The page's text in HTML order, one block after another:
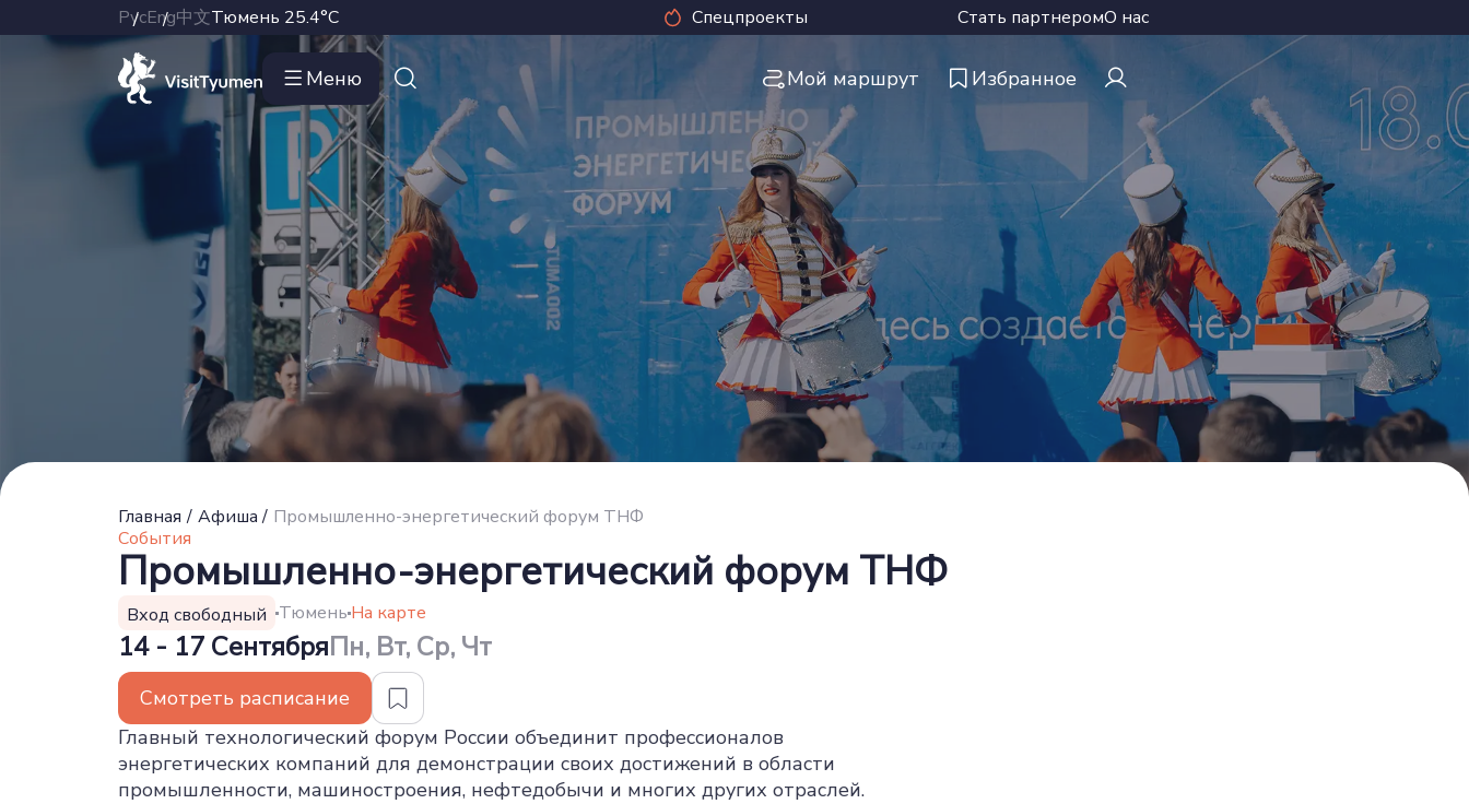
РусEng中文Тюмень 25.4°C Спецпроекты Стать партнеромО нас
Меню Мой маршрут Избранное
Главная / Афиша / Промышленно-энергетический форум ТНФ
События
Промышленно-энергетический форум ТНФ
Вход свободный Тюмень На карте
14 - 17 СентябряПн, Вт, Ср, Чт
Смотреть расписание
Главный технологический форум России объединит профессионалов
энергетических компаний для демонстрации своих достижений в области
промышленности, машиностроения, нефтедобычи и многих других отраслей.